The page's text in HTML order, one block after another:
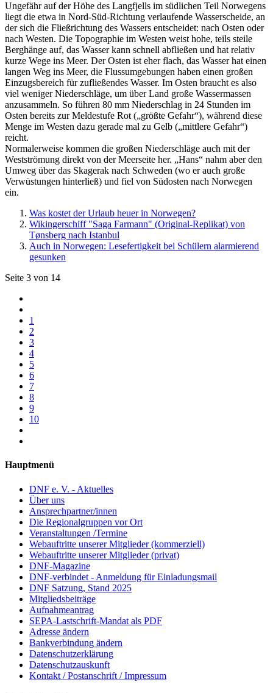
Ungefähr auf der Höhe des Langfjells im südlichen Teil Norwegens
liegt die etwa in Nord-Süd-Richtung verlaufende Wasserscheide, an
der sich die Fließrichtung des Wassers entscheidet: nach Osten oder
nach Westen. Die Topographie im Westen weist hohe, teils steile
Berghänge auf, das Wasser kann schnell abfließen und hat relativ
kurze Wege ins Meer. Der Osten ist eher flach, das Wasser hat einen
langen Weg ins Meer, die Flussumgebungen haben einen großen
Einzugsbereich für zufließendes Wasser. Im Osten braucht es also
viel weniger Niederschläge, um über Land große Wassermassen
anzusammeln. So führen 80 mm Niederschlag in 24 Stunden im
Osten bereits zur Meldestufe Rot („größte Gefahr“), während diese
Menge im Westen dazu gerade mal zu Gelb („mittlere Gefahr“)
reicht.
Normalerweise kommen die großen Niederschläge auch mit der
Westströmung direkt von der Meerseite her. „Hans“ nahm aber den
Umweg über das Skagerak nach Schweden (wo er auch große
Verwüstungen hinterließ) und fiel von Südosten nach Norwegen
ein.
Was kostet der Urlaub heuer in Norwegen?
Wikingerschiff "Saga Farmann" (Original-Replikat) von
Tønsberg nach Istanbul
Auch in Norwegen: Lesefertigkeit bei Schülern alarmierend
gesunken
Seite 3 von 14
1
2
3
4
5
6
7
8
9
10
Hauptmenü
DNF e. V. - Aktuelles
Über uns
Ansprechpartner/innen
Die Regionalgruppen vor Ort
Veranstaltungen /Termine
Webauftritte unserer Mitglieder (kommerziell)
Webauftritte unserer Mitglieder (privat)
DNF-Magazine
DNF-verbindet - Anmeldung für Einladungsmail
DNF Satzung, Stand 2025
Mitgliedsbeiträge
Aufnahmeantrag
SEPA-Lastschrift-Mandat als PDF
Adresse ändern
Bankverbindung ändern
Datenschutzerklärung
Datenschutzauskunft
Kontakt / Postanschrift / Impressum